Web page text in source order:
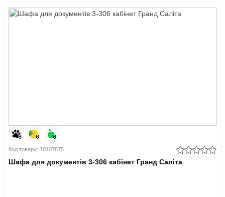
Код товару: 10107875
Шафа для документів 3-306 кабінет Гранд Саліта